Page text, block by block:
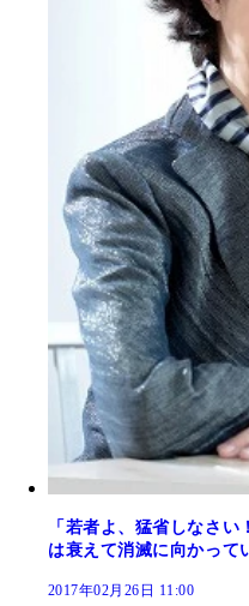
「若者よ、猛省しなさ
は衰えて消滅に向かって
2017年02月26日 11:00